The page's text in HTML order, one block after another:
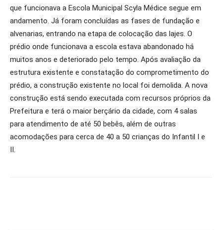
que funcionava a Escola Municipal Scyla Médice segue em
andamento. Já foram concluídas as fases de fundação e
alvenarias, entrando na etapa de colocação das lajes. O
prédio onde funcionava a escola estava abandonado há
muitos anos e deteriorado pelo tempo. Após avaliação da
estrutura existente e constatação do comprometimento do
prédio, a construção existente no local foi demolida. A nova
construção está sendo executada com recursos próprios da
Prefeitura e terá o maior berçário da cidade, com 4 salas
para atendimento de até 50 bebês, além de outras
acomodações para cerca de 40 a 50 crianças do Infantil I e
II.